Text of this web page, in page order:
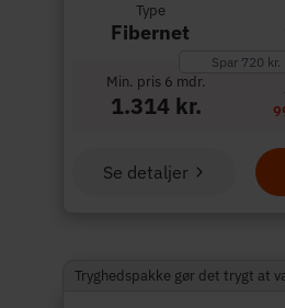
Type
Fibernet
Spar 720 kr.
Min. pris 6 mdr.
1.314 kr.
Se detaljer
Tryghedspakke gør det trygt at